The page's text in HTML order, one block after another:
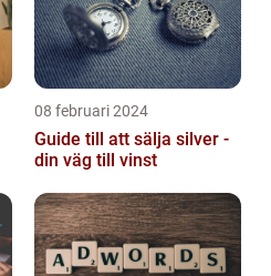
08 februari 2024
Guide till att sälja silver -
din väg till vinst